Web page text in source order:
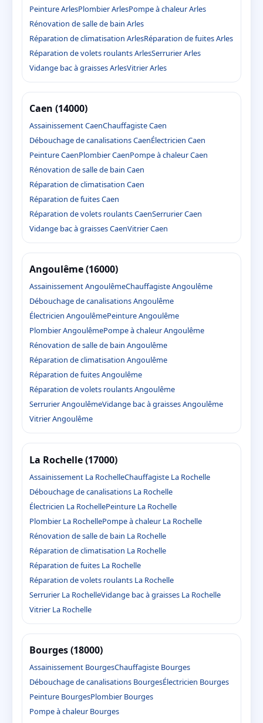
Peinture ArlesPlombier ArlesPompe à chaleur Arles
Rénovation de salle de bain Arles
Réparation de climatisation ArlesRéparation de fuites Arles
Réparation de volets roulants ArlesSerrurier Arles
Vidange bac à graisses ArlesVitrier Arles
Caen (14000)
Assainissement CaenChauffagiste Caen
Débouchage de canalisations CaenÉlectricien Caen
Peinture CaenPlombier CaenPompe à chaleur Caen
Rénovation de salle de bain Caen
Réparation de climatisation Caen
Réparation de fuites Caen
Réparation de volets roulants CaenSerrurier Caen
Vidange bac à graisses CaenVitrier Caen
Angoulême (16000)
Assainissement AngoulêmeChauffagiste Angoulême
Débouchage de canalisations Angoulême
Électricien AngoulêmePeinture Angoulême
Plombier AngoulêmePompe à chaleur Angoulême
Rénovation de salle de bain Angoulême
Réparation de climatisation Angoulême
Réparation de fuites Angoulême
Réparation de volets roulants Angoulême
Serrurier AngoulêmeVidange bac à graisses Angoulême
Vitrier Angoulême
La Rochelle (17000)
Assainissement La RochelleChauffagiste La Rochelle
Débouchage de canalisations La Rochelle
Électricien La RochellePeinture La Rochelle
Plombier La RochellePompe à chaleur La Rochelle
Rénovation de salle de bain La Rochelle
Réparation de climatisation La Rochelle
Réparation de fuites La Rochelle
Réparation de volets roulants La Rochelle
Serrurier La RochelleVidange bac à graisses La Rochelle
Vitrier La Rochelle
Bourges (18000)
Assainissement BourgesChauffagiste Bourges
Débouchage de canalisations BourgesÉlectricien Bourges
Peinture BourgesPlombier Bourges
Pompe à chaleur Bourges